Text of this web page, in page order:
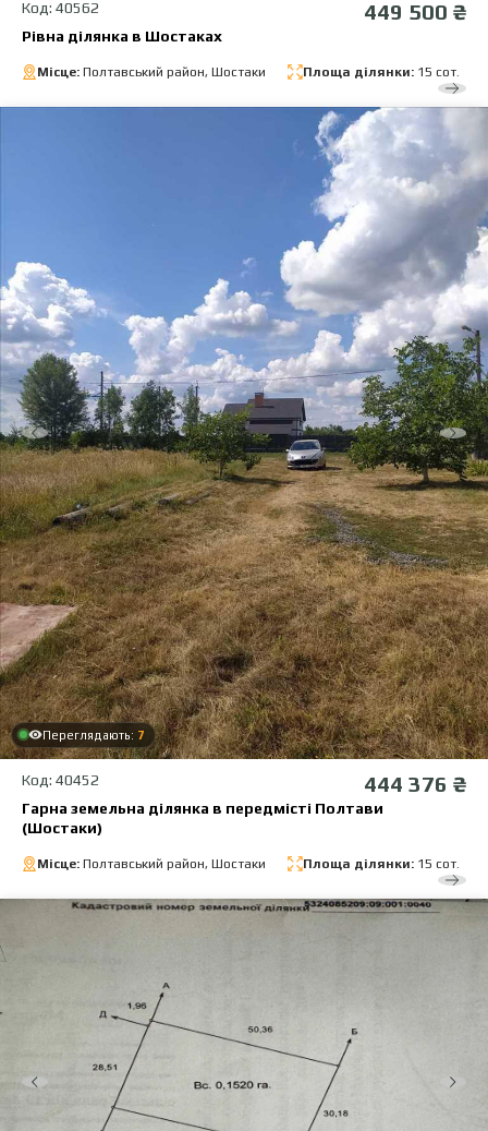
Код: 40562 449 500 ₴
Рівна ділянка в Шостаках
Місце: Полтавський район, Шостаки Площа ділянки: 15 сот.
Переглядають: 7
Код: 40452 444 376 ₴
Гарна земельна ділянка в передмісті Полтави
(Шостаки)
Місце: Полтавський район, Шостаки Площа ділянки: 15 сот.